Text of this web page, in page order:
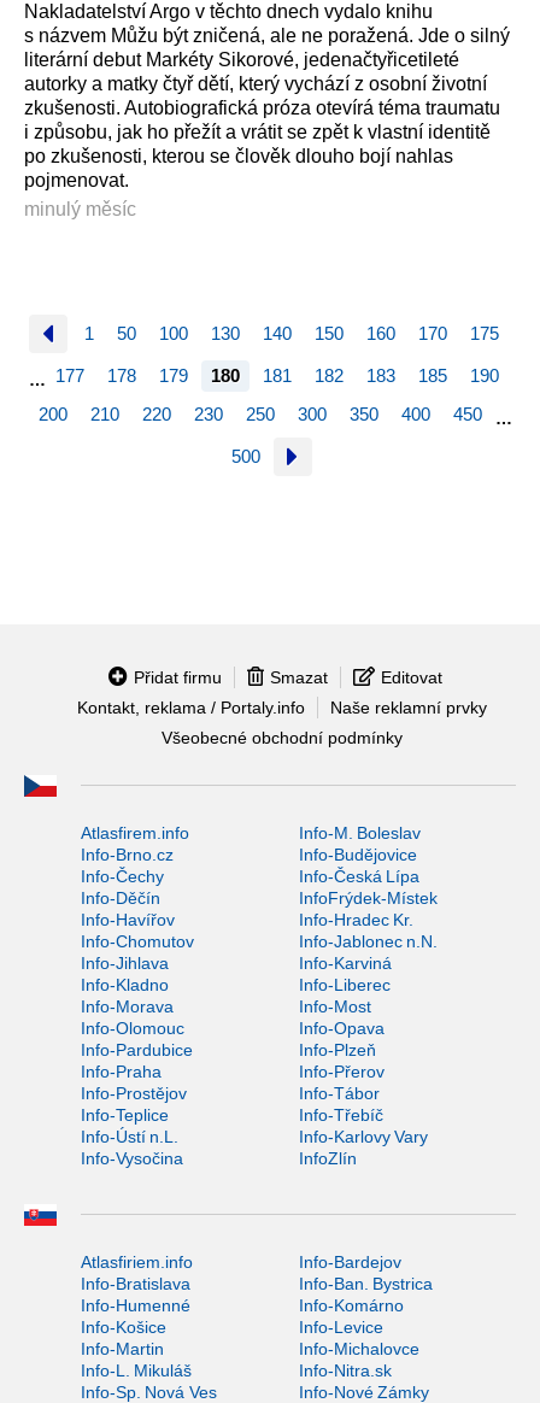
Nakladatelství Argo v těchto dnech vydalo knihu
s názvem Můžu být zničená, ale ne poražená. Jde o silný
literární debut Markéty Sikorové, jedenačtyřicetileté
autorky a matky čtyř dětí, který vychází z osobní životní
zkušenosti. Autobiografická próza otevírá téma traumatu
i způsobu, jak ho přežít a vrátit se zpět k vlastní identitě
po zkušenosti, kterou se člověk dlouho bojí nahlas
pojmenovat.
minulý měsíc
1 50 100 130 140 150 160 170 175
… 177 178 179 180 181 182 183 185
190
200
210 220 230 250 300 350 400 450 …
500
Přidat firmu Smazat
Editovat
Kontakt, reklama / Portaly.info
Naše reklamní prvky
Všeobecné obchodní podmínky
Atlasfirem.info
Info-M. Boleslav
Info-Brno.cz
Info-Budějovice
Info-Čechy
Info-Česká Lípa
Info-Děčín
InfoFrýdek-Místek
Info-Havířov
Info-Hradec Kr.
Info-Chomutov
Info-Jablonec n.N.
Info-Jihlava
Info-Karviná
Info-Kladno
Info-Liberec
Info-Morava
Info-Most
Info-Olomouc
Info-Opava
Info-Pardubice
Info-Plzeň
Info-Praha
Info-Přerov
Info-Prostějov
Info-Tábor
Info-Teplice
Info-Třebíč
Info-Ústí n.L.
Info-Karlovy Vary
Info-Vysočina
InfoZlín
Atlasfiriem.info
Info-Bardejov
Info-Bratislava
Info-Ban. Bystrica
Info-Humenné
Info-Komárno
Info-Košice
Info-Levice
Info-Martin
Info-Michalovce
Info-L. Mikuláš
Info-Nitra.sk
Info-Sp. Nová Ves
Info-Nové Zámky